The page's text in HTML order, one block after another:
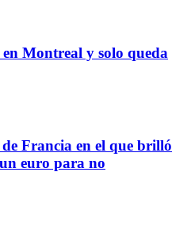
Montreal y solo queda
Francia en el que brilló
euro para no